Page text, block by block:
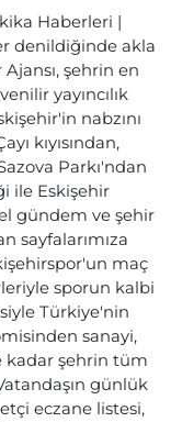
Haberleri |
denildiğinde akla
şehrin en
yayıncılık
nabzını
kıyısından,
Parkı'ndan
ile Eskişehir
gündem ve şehir
sayfalarımıza
maç
sporun kalbi
Türkiye'nin
sanayi,
kadar şehrin tüm
günlük
eczane listesi,